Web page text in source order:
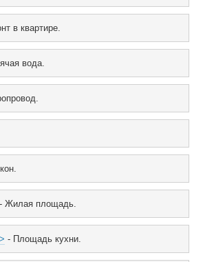
в квартире.
вода.
- Жилая площадь.
- Площадь кухни.